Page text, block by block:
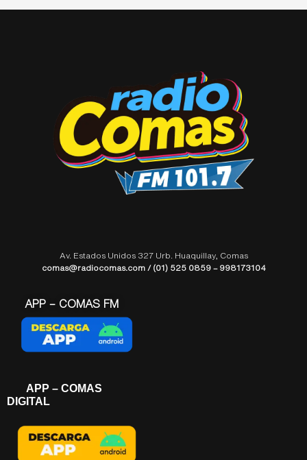
Av. Estados Unidos 327 Urb. Huaquillay, Comas
comas@radiocomas.com / (01) 525 0859 – 998173104
APP – COMAS FM
APP – COMAS
DIGITAL